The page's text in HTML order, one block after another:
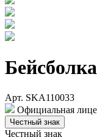
Арт. SKA110033
Официальная
Честный знак
Честный знак